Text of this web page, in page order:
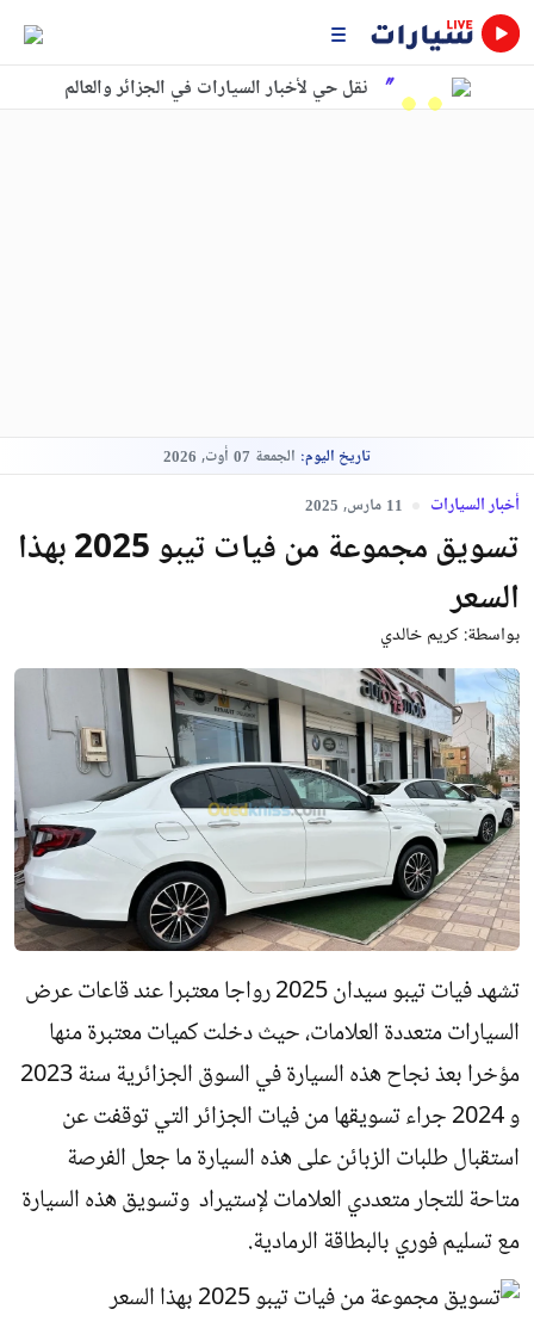
نقل حي لأخبار السيارات في الجزائر والعالم
تاريخ اليوم: الجمعة 07 أوت, 2026
أخبار السيارات 11 مارس, 2025
تسويق مجموعة من فيات تيبو 2025 بهذا
السعر
بواسطة:كريم خالدي
تشهد فيات تيبو سيدان 2025 رواجا معتبرا عند قاعات عرض
السيارات متعددة العلامات، حيث دخلت كميات معتبرة منها
مؤخرا بعذ نجاح هذه السيارة في السوق الجزائرية سنة 2023
و 2024 جراء تسويقها من فيات الجزائر التي توقفت عن
استقبال طلبات الزبائن على هذه السيارة ما جعل الفرصة
متاحة للتجار متعددي العلامات لإستيراد وتسويق هذه السيارة
مع تسليم فوري بالبطاقة الرمادية.